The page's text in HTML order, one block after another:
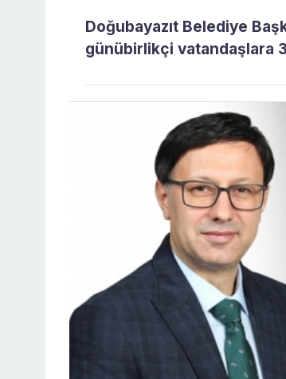
Doğubayazıt Belediye
günübirlikçi vatandaşlara